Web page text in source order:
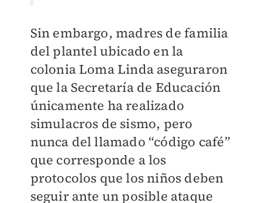
Sin embargo, madres de familia
del plantel ubicado en la
colonia Loma Linda aseguraron
que la Secretaría de Educación
únicamente ha realizado
simulacros de sismo, pero
nunca del llamado “código café”
que corresponde a los
protocolos que los niños deben
seguir ante un posible ataque